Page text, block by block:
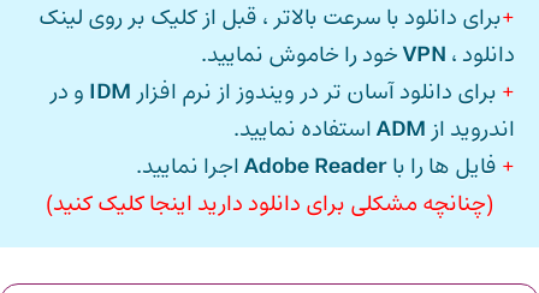
+برای دانلود با سرعت بالاتر ، قبل از کلیک بر روی لینک
دانلود ، VPNخود را خاموش نمایید.
+ برای دانلود آسان تر در ویندوز از نرم افزار IDM و در
اندروید از ADMاستفاده نمایید.
+ فایل ها را باAdobe Readerاجرا نمایید.
(چنانچه مشکلی برای دانلود دارید اینجا کلیک کنید)